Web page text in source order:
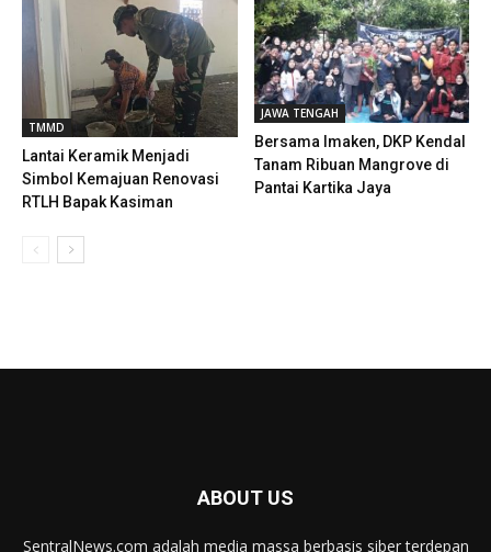
TMMD
Lantai Keramik Menjadi
Simbol Kemajuan Renovasi
RTLH Bapak Kasiman
JAWA TENGAH
Bersama Imaken, DKP Kendal
Tanam Ribuan Mangrove di
Pantai Kartika Jaya
ABOUT US
SentralNews.com adalah media massa berbasis siber terdepan